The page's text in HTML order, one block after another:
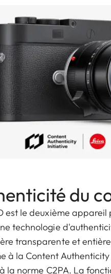
story
du
est le deuxième appareil
technologie
transparente et
à la Content
la norme C2PA. La